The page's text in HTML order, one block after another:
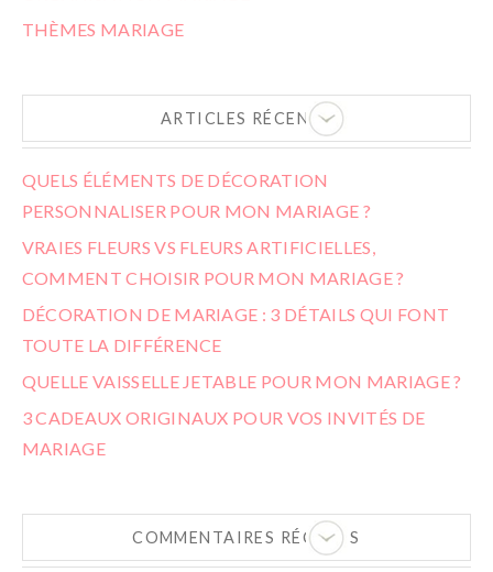
THÈMES MARIAGE
ARTICLES RÉCENTS
QUELS ÉLÉMENTS DE DÉCORATION
PERSONNALISER POUR MON MARIAGE ?
VRAIES FLEURS VS FLEURS ARTIFICIELLES,
COMMENT CHOISIR POUR MON MARIAGE ?
DÉCORATION DE MARIAGE : 3 DÉTAILS QUI FONT
TOUTE LA DIFFÉRENCE
QUELLE VAISSELLE JETABLE POUR MON MARIAGE ?
3 CADEAUX ORIGINAUX POUR VOS INVITÉS DE
MARIAGE
COMMENTAIRES RÉCENTS